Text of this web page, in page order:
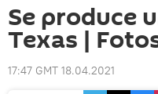
Se produce
Texas |
17:47 GMT 18.04.2021